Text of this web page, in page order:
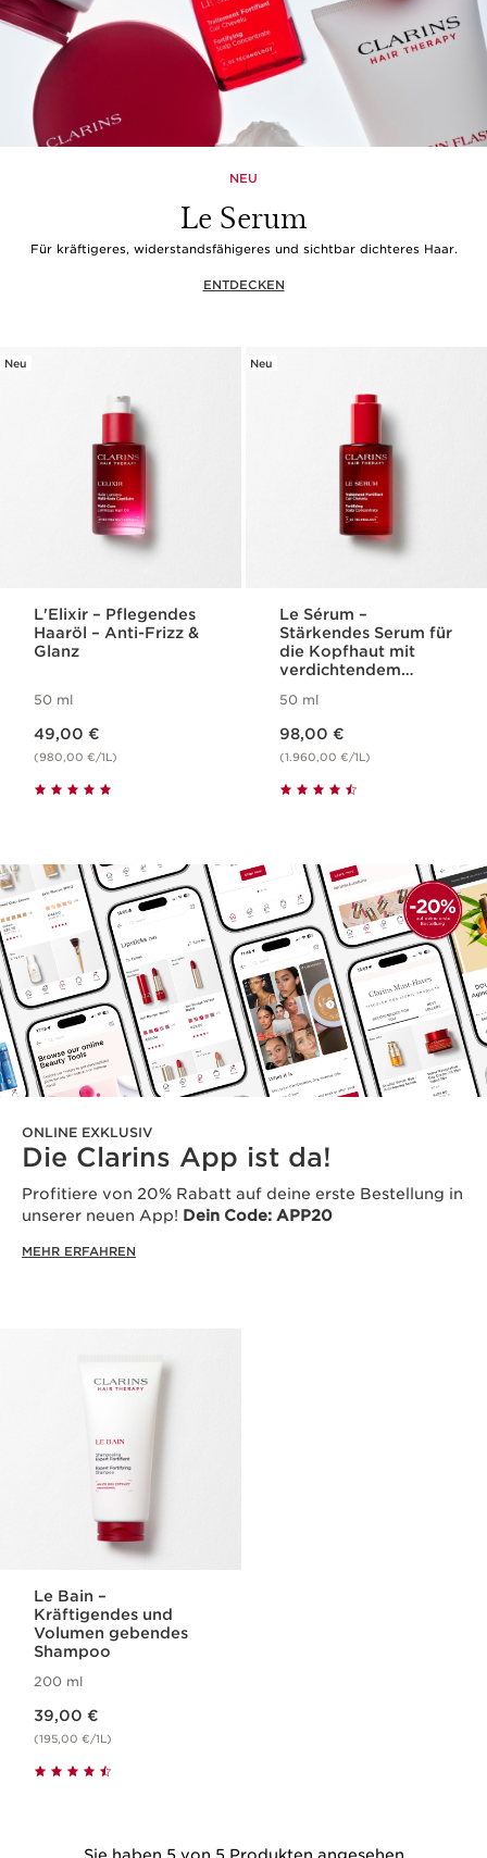
NEU
Le Serum
Für kräftigeres, widerstandsfähigeres und sichtbar dichteres Haar.
ENTDECKEN
Neu
L'Elixir – Pflegendes
Haaröl – Anti-Frizz &
Glanz
50 ml
49,00 €
(980,00 €/1L)
Neu
Le Sérum –
Stärkendes Serum für
die Kopfhaut mit
verdichtendem
50 ml
98,00 €
(1.960,00 €/1L)
ONLINE EXKLUSIV
Die Clarins App ist da!
Profitiere von 20% Rabatt auf deine erste Bestellung in
unserer neuen App! Dein Code: APP20
MEHR ERFAHREN
Le Bain –
Kräftigendes und
Volumen gebendes
Shampoo
200 ml
39,00 €
(195,00 €/1L)